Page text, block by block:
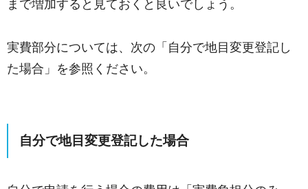
まで増加すると見ておくと良いでしょう。
実費部分については、次の「自分で地目変更登記し
た場合」を参照ください。
自分で地目変更登記した場合